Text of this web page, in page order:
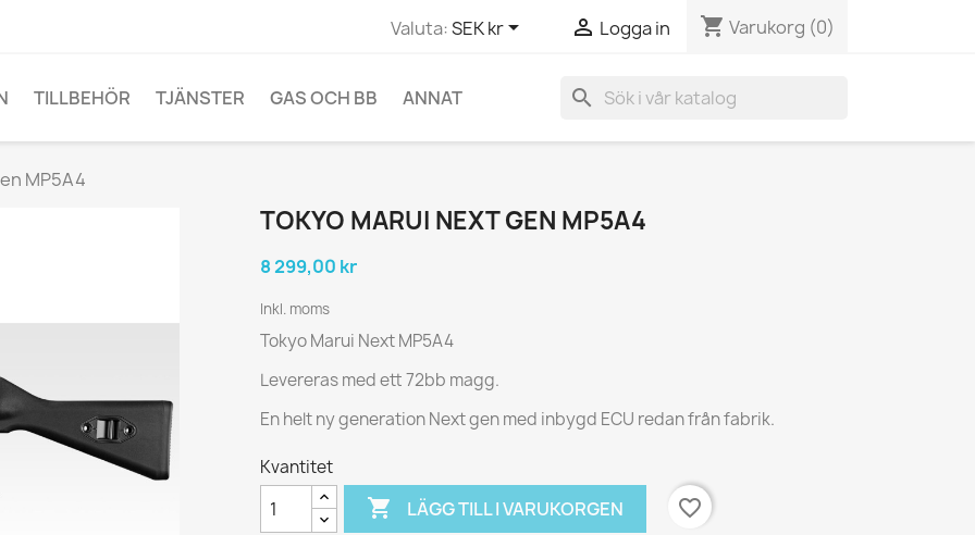
Valuta:SEK kr  Logga in shopping_cart Varukorg (0)
TILLBEHÖR TJÄNSTER GAS OCH BB ANNAT search
MP5A4
TOKYO MARUI NEXT GEN MP5A4
8 299,00 kr
Inkl. moms
Tokyo Marui Next MP5A4
Levereras med ett 72bb magg.
En helt ny generation Next gen med inbygd ECU redan från fabrik.
Kvantitet
 LÄGG TILL I VARUKORGEN favorite_border